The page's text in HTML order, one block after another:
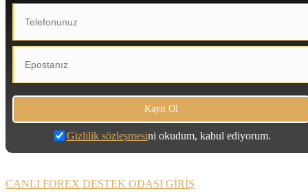
Gizlilik sözleşmesini okudum, kabul ediyorum.
CANLI FOREX DESTEK ODASI GİRİŞ